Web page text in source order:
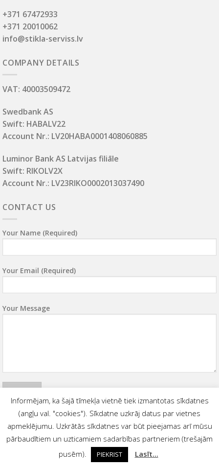
+371 67472933
+371 20010062
info@stikla-serviss.lv
COMPANY DETAILS
VAT: 40003509472
Swedbank AS
Swift: HABALV22
Account Nr.: LV20HABA0001408060885
Luminor Bank AS Latvijas filiāle
Swift: RIKOLV2X
Account Nr.: LV23RIKO0002013037490
CONTACT US
Your Name (required)
Your Email (required)
Your Message
PRIVACY POLICY
2026 © STIKLA SERVISS
Informējam, ka šajā tīmekļa vietnē tiek izmantotas sīkdatnes
(angļu val. "cookies"). Sīkdatne uzkrāj datus par vietnes
apmeklējumu. Uzkrātās sīkdatnes var būt pieejamas arī mūsu
pārbaudītiem un uzticamiem sadarbības partneriem (trešajām
pusēm).
PIEKRIST Lasīt...